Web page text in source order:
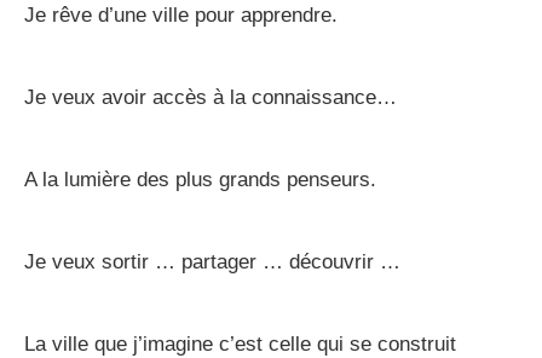
Je rêve d’une ville pour apprendre.
Je veux avoir accès à la connaissance…
A la lumière des plus grands penseurs.
Je veux sortir … partager … découvrir …
La ville que j’imagine c’est celle qui se construit